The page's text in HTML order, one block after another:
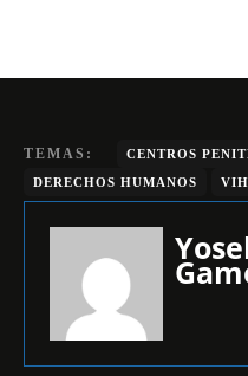
TEMAS:
CENTROS
DERECHOS HUMANOS